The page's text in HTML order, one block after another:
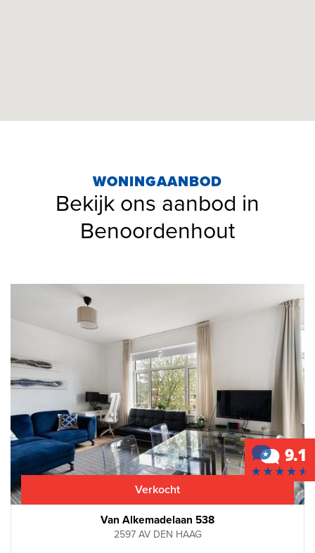
WONINGAANBOD
Bekijk ons aanbod in
Benoordenhout
Verkocht
Van Alkemadelaan 538
2597 AV DEN HAAG